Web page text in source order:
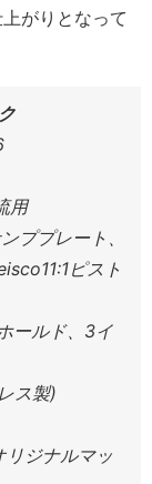
がりとなって
用
ププレート、
ピスト
ールド、3イ
ス製)
ジナルマッ